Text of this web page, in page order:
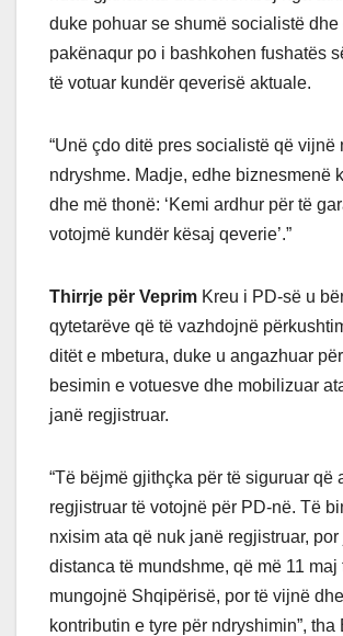
duke pohuar se shumë socialistë dhe
pakënaqur po i bashkohen fushatës
të votuar kundër qeverisë aktuale.
“Unë çdo ditë pres socialistë që vijnë
ndryshme. Madje, edhe biznesmenë
dhe më thonë: ‘Kemi ardhur për të
votojmë kundër kësaj qeverie’.”
Thirrje për Veprim Kreu i PD-së u
qytetarëve që të vazhdojnë
ditët e mbetura, duke u angazhuar
besimin e votuesve dhe mobilizuar
janë regjistruar.
“Të bëjmë gjithçka për të siguruar që
regjistruar të votojnë për PD-në. Të
nxisim ata që nuk janë regjistruar,
distanca të mundshme, që më 11 maj
mungojnë Shqipërisë, por të vijnë
kontributin e tyre për ndryshimin”, tha